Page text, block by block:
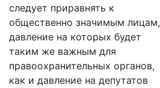
следует приравнять к
общественно значимым лицам,
давление на которых будет
таким же важным для
правоохранительных органов,
как и давление на депутатов